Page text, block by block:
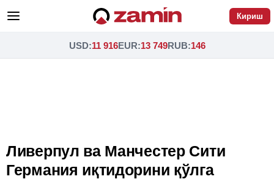
Кириш
USD:11 916EUR:13 749RUB:146
Ливерпул ва Манчестер Сити
Германия иқтидорини қўлга